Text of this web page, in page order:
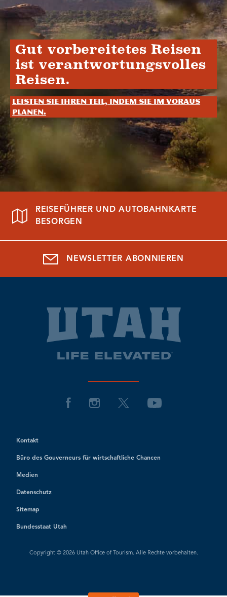
Gut vorbereitetes Reisen
ist verantwortungsvolles
Reisen.
Leisten Sie Ihren Teil, indem Sie im Voraus
planen.
REISEFÜHRER UND AUTOBAHNKARTE
BESORGEN
NEWSLETTER ABONNIEREN
Kontakt
Büro des Gouverneurs für wirtschaftliche Chancen
Medien
Datenschutz
Sitemap
Bundesstaat Utah
Copyright © 2026 Utah Office of Tourism. Alle Rechte vorbehalten.